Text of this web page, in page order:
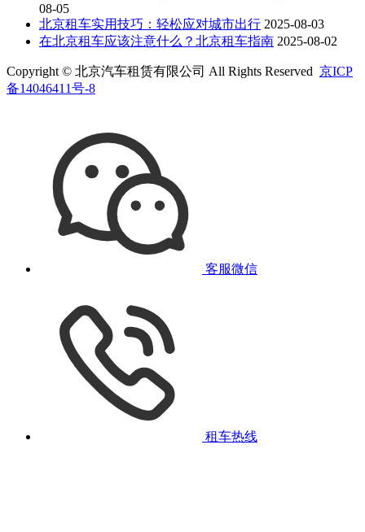
08-05
北京租车实用技巧：轻松应对城市出行 2025-08-03
在北京租车应该注意什么？北京租车指南 2025-08-02
Copyright © 北京汽车租赁有限公司 All Rights Reserved 京ICP
备14046411号-8
客服微信
租车热线